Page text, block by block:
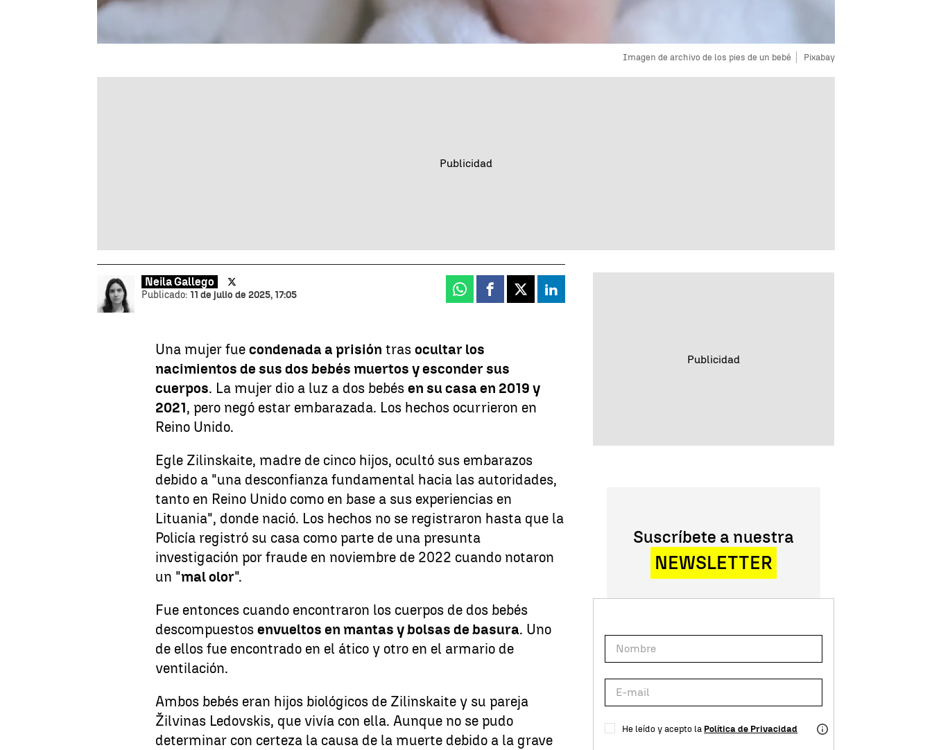
Imagen de archivo de los pies de un bebé Pixabay
Neila Gallego
Publicado: 11 de julio de 2025, 17:05 Whatsapp
Facebook
X Linkedin
Una mujer fuecondenada a prisión trasocultar los
nacimientos de sus dos bebés muertos y esconder sus
cuerpos. La mujer dio a luz a dos bebésen su casa en 2019 y
2021, pero negó estar embarazada. Los hechos ocurrieron en
Reino Unido.
Egle Zilinskaite, madre de cinco hijos, ocultó sus embarazos
debido a "una desconfianza fundamental hacia las autoridades,
tanto en Reino Unido como en base a sus experiencias en
Lituania", donde nació. Los hechos no se registraron hasta que la
Policía registró su casa como parte de una presunta
investigación por fraude en noviembre de 2022 cuando notaron
un "mal olor".
Fue entonces cuando encontraron los cuerpos de dos bebés
descompuestosenvueltos en mantas y bolsas de basura. Uno
de ellos fue encontrado en el ático y otro en el armario de
ventilación.
Ambos bebés eran hijos biológicos de Zilinskaite y su pareja
Žilvinas Ledovskis, que vivía con ella. Aunque no se pudo
determinar con certeza la causa de la muerte debido a la grave
Suscríbete a nuestra
NEWSLETTER
He leído y acepto la Política de Privacidad